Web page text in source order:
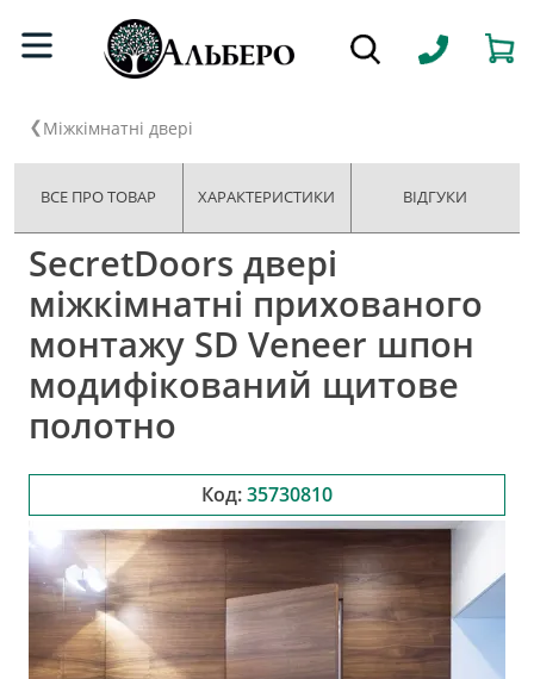
Міжкімнатні двері
ВСЕ ПРО ТОВАР ХАРАКТЕРИСТИКИ ВІДГУКИ
SecretDoors двері
міжкімнатні прихованого
монтажу SD Veneer шпон
модифікований щитове
полотно
Код:35730810